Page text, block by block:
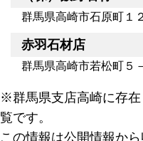
群馬県高崎市石原町１
赤羽石材店
群馬県高崎市若松町５
※群馬県支店高崎に存
覧です。
この情報は公開情報か